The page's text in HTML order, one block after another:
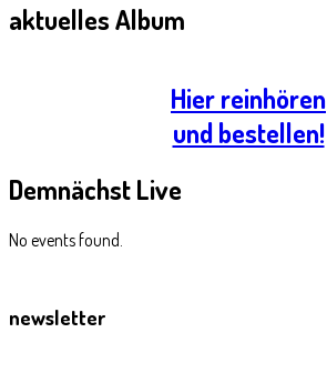
aktuellesAlbum
Hier reinhören
und bestellen!
DemnächstLive
No events found.
newsletter